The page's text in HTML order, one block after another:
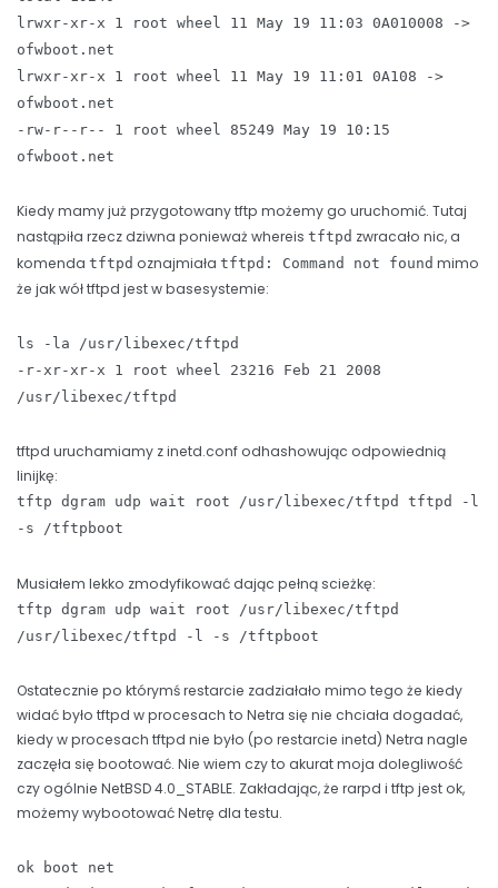
lrwxr-xr-x 1 root wheel 11 May 19 11:03 0A010008 ->
ofwboot.net
lrwxr-xr-x 1 root wheel 11 May 19 11:01 0A108 ->
ofwboot.net
-rw-r--r-- 1 root wheel 85249 May 19 10:15
ofwboot.net
Kiedy mamy już przygotowany tftp możemy go uruchomić. Tutaj
nastąpiła rzecz dziwna ponieważ whereis tftpd zwracało nic, a
komenda tftpd oznajmiała tftpd: Command not found mimo
że jak wół tftpd jest w basesystemie:
ls -la /usr/libexec/tftpd
-r-xr-xr-x 1 root wheel 23216 Feb 21 2008
/usr/libexec/tftpd
tftpd uruchamiamy z inetd.conf odhashowując odpowiednią
linijkę:
tftp dgram udp wait root /usr/libexec/tftpd tftpd -l
-s /tftpboot
Musiałem lekko zmodyfikować dając pełną scieżkę:
tftp dgram udp wait root /usr/libexec/tftpd
/usr/libexec/tftpd -l -s /tftpboot
Ostatecznie po którymś restarcie zadziałało mimo tego że kiedy
widać było tftpd w procesach to Netra się nie chciała dogadać,
kiedy w procesach tftpd nie było (po restarcie inetd) Netra nagle
zaczęła się bootować. Nie wiem czy to akurat moja dolegliwość
czy ogólnie NetBSD 4.0_STABLE. Zakładając, że rarpd i tftp jest ok,
możemy wybootować Netrę dla testu.
ok boot net